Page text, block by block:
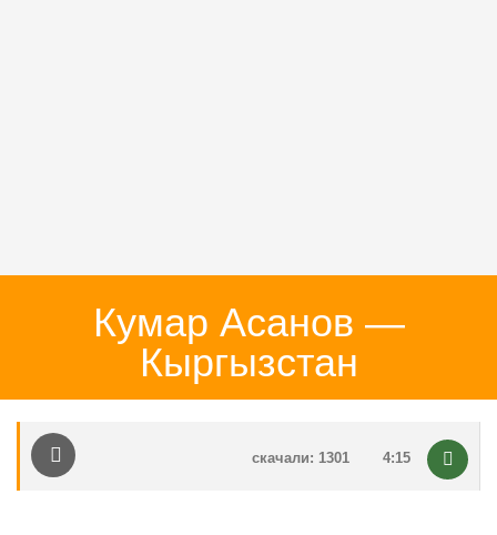
Кумар Асанов —
Кыргызстан
4:15
скачали: 1301